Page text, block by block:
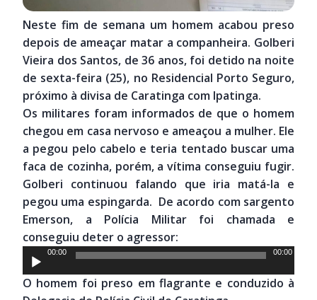
Neste fim de semana um homem acabou preso
depois de ameaçar matar a companheira. Golberi
Vieira dos Santos, de 36 anos, foi detido na noite
de sexta-feira (25), no Residencial Porto Seguro,
próximo à divisa de Caratinga com Ipatinga.
Os militares foram informados de que o homem
chegou em casa nervoso e ameaçou a mulher. Ele
a pegou pelo cabelo e teria tentado buscar uma
faca de cozinha, porém, a vítima conseguiu fugir.
Golberi continuou falando que iria matá-la e
pegou uma espingarda. De acordo com sargento
Emerson, a Polícia Militar foi chamada e
conseguiu deter o agressor:
Tocador
de
áudio
00:00 00:00
O homem foi preso em flagrante e conduzido à